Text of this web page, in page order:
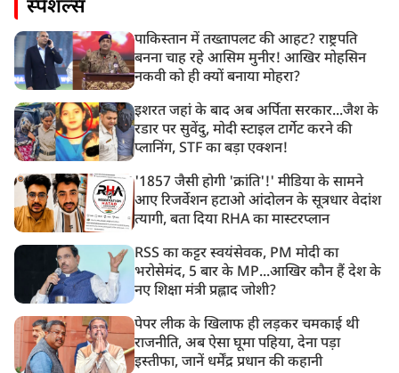
स्पेशल्स
पाकिस्तान में तख्तापलट की आहट? राष्ट्रपति
बनना चाह रहे आसिम मुनीर! आखिर मोहसिन
नकवी को ही क्यों बनाया मोहरा?
इशरत जहां के बाद अब अर्पिता सरकार...जैश के
रडार पर सुवेंदु, मोदी स्टाइल टार्गेट करने की
प्लानिंग, STF का बड़ा एक्शन!
'1857 जैसी होगी 'क्रांति'!' मीडिया के सामने
आए रिजर्वेशन हटाओ आंदोलन के सूत्रधार वेदांश
त्यागी, बता दिया RHA का मास्टरप्लान
RSS का कट्टर स्वयंसेवक, PM मोदी का
भरोसेमंद, 5 बार के MP...आखिर कौन हैं देश के
नए शिक्षा मंत्री प्रह्लाद जोशी?
पेपर लीक के खिलाफ ही लड़कर चमकाई थी
राजनीति, अब ऐसा घूमा पहिया, देना पड़ा
इस्तीफा, जानें धर्मेंद्र प्रधान की कहानी